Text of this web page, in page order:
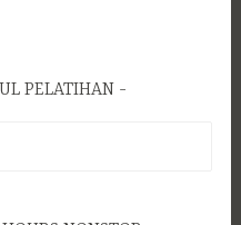
PELATIHAN